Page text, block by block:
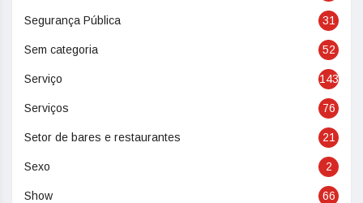
Segurança Pública 31
Sem categoria 52
Serviço 143
Serviços 76
Setor de bares e restaurantes 21
Sexo 2
Show 66